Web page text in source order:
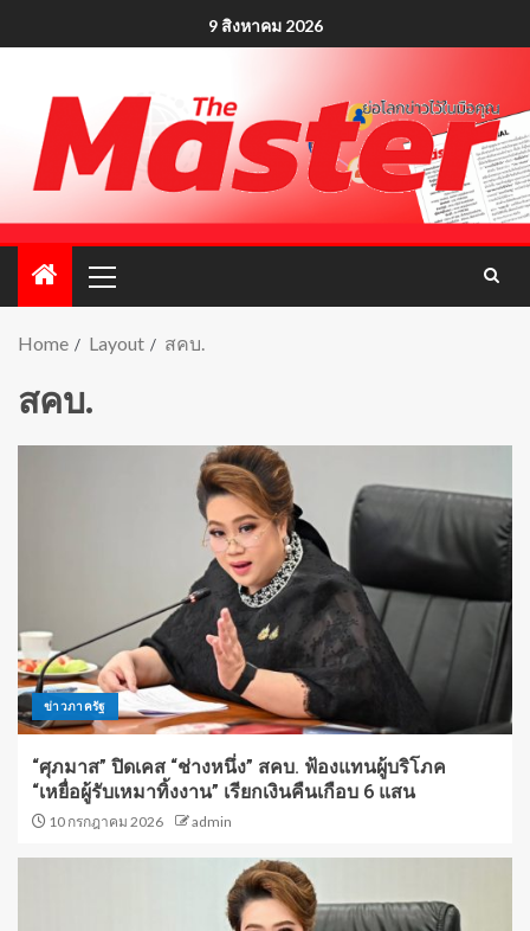
9 สิงหาคม 2026
Home Layout สคบ.
สคบ.
ข่าวภาครัฐ
“ศุภมาส” ปิดเคส “ช่างหนึ่ง” สคบ. ฟ้องแทนผู้บริโภค
“เหยื่อผู้รับเหมาทิ้งงาน” เรียกเงินคืนเกือบ 6 แสน
10 กรกฎาคม 2026 admin